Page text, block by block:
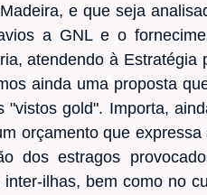
e que seja
a GNL e o
atendendo à Estratégia
ainda uma proposta
gold". Importa,
orçamento que
dos estragos
ilhas, bem como no